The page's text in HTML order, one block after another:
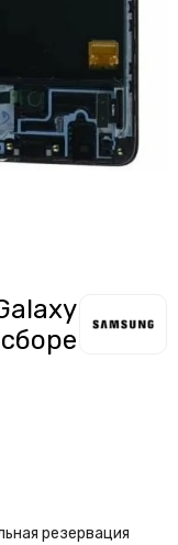
батареи
резервация